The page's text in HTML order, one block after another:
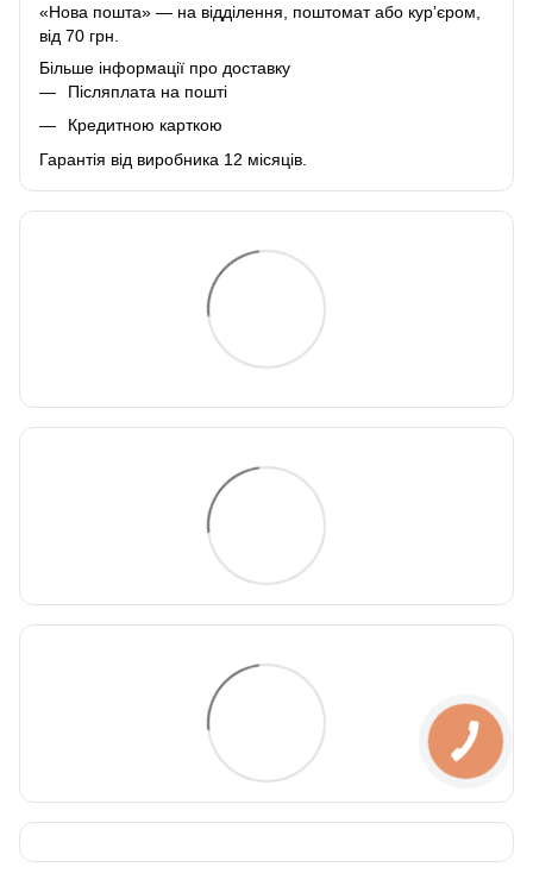
«Нова пошта» — на відділення, поштомат або курʼєром,
від 70 грн.
Більше інформації про доставку
Післяплата на пошті
Кредитною карткою
Гарантія від виробника 12 місяців.